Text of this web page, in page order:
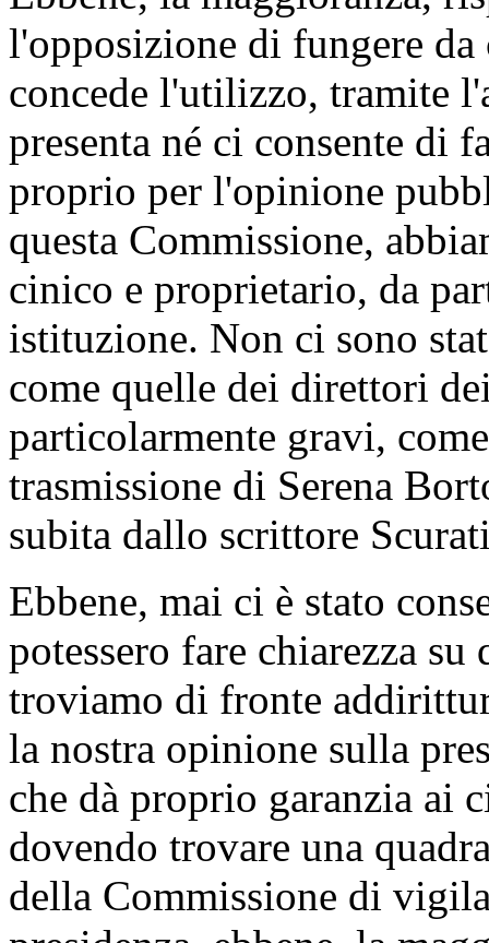
l'opposizione di fungere
concede l'utilizzo, tramite
presenta né ci consente di
proprio per l'opinione
questa Commissione,
cinico e proprietario, da
istituzione. Non ci sono
come quelle dei direttori
particolarmente gravi,
trasmissione di Serena
subita dallo scrittore
Ebbene, mai ci è stato
potessero fare chiarezza
troviamo di fronte
la nostra opinione sulla
che dà proprio garanzia ai
dovendo trovare una
della Commissione di